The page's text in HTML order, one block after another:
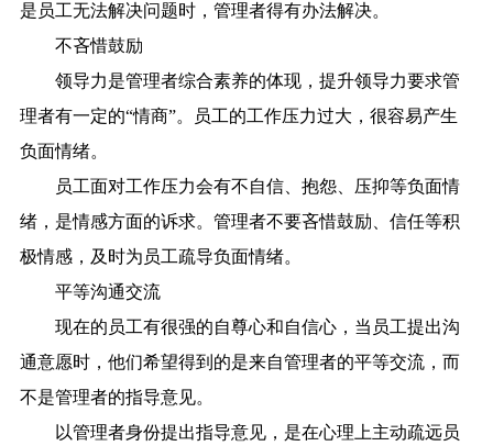
是员工无法解决问题时，管理者得有办法解决。
不吝惜鼓励
领导力是管理者综合素养的体现，提升领导力要求管
理者有一定的“情商”。员工的工作压力过大，很容易产生
负面情绪。
员工面对工作压力会有不自信、抱怨、压抑等负面情
绪，是情感方面的诉求。管理者不要吝惜鼓励、信任等积
极情感，及时为员工疏导负面情绪。
平等沟通交流
现在的员工有很强的自尊心和自信心，当员工提出沟
通意愿时，他们希望得到的是来自管理者的平等交流，而
不是管理者的指导意见。
以管理者身份提出指导意见，是在心理上主动疏远员